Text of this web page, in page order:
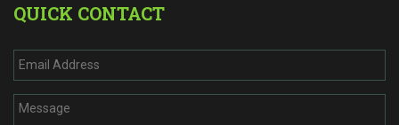
QUICK CONTACT